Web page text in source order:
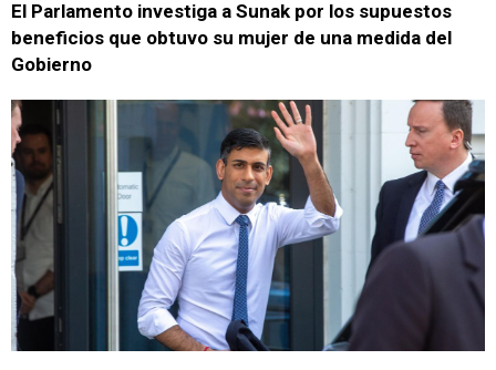
El Parlamento investiga a Sunak por los supuestos
beneficios que obtuvo su mujer de una medida del
Gobierno